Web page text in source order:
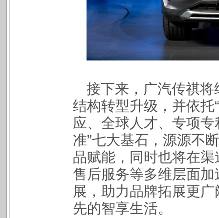
接下来，广汽传祺
结构转型升级，并依
应、全球人才、专项
准”七大基石，源源不
品赋能，同时也将在
售后服务等多维层面
展，助力品牌拓展更
先的智享生活。